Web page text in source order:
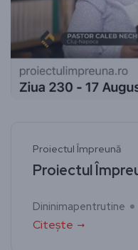
Proiectul Împreună
Proiectul
Dininimapentrutine
Citește